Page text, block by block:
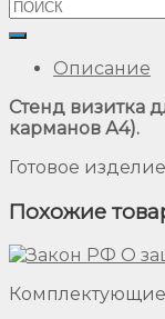
Описание
Стенд визитка
карманов А4).
Готовое
Похожие